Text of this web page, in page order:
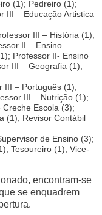
(1); Pedreiro (1);
III – Educação Artistica
III – História (1);
II – Ensino
Professor II- Ensino
III – Geografia (1);
III – Português (1);
III – Nutrição (1);
Escola (3);
(1); Revisor Contábil
de Ensino (3);
Tesoureiro (1); Vice-
encontram-se
se enquadrem